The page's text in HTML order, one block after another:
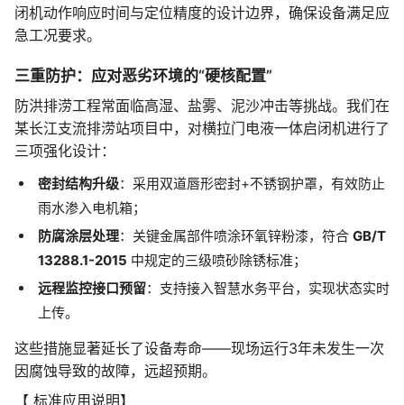
闭机动作响应时间与定位精度的设计边界，确保设备满足应
急工况要求。
三重防护：应对恶劣环境的“硬核配置”
防洪排涝工程常面临高湿、盐雾、泥沙冲击等挑战。我们在
某长江支流排涝站项目中，对横拉门电液一体启闭机进行了
三项强化设计：
密封结构升级：采用双道唇形密封+不锈钢护罩，有效防止
雨水渗入电机箱；
防腐涂层处理：关键金属部件喷涂环氧锌粉漆，符合 GB/T
13288.1-2015 中规定的三级喷砂除锈标准；
远程监控接口预留：支持接入智慧水务平台，实现状态实时
上传。
这些措施显著延长了设备寿命——现场运行3年未发生一次
因腐蚀导致的故障，远超预期。
【 标准应用说明】